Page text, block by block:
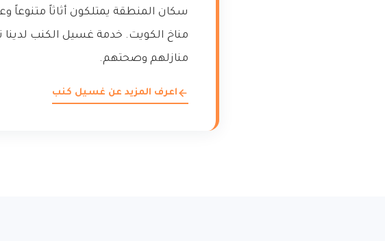
سكان المنطقة يمتلكون أثاثاً متنوعاً
مناخ الكويت. خدمة غسيل الكنب
منازلهم وصحتهم.
اعرف المزيد عن غسيل كنب